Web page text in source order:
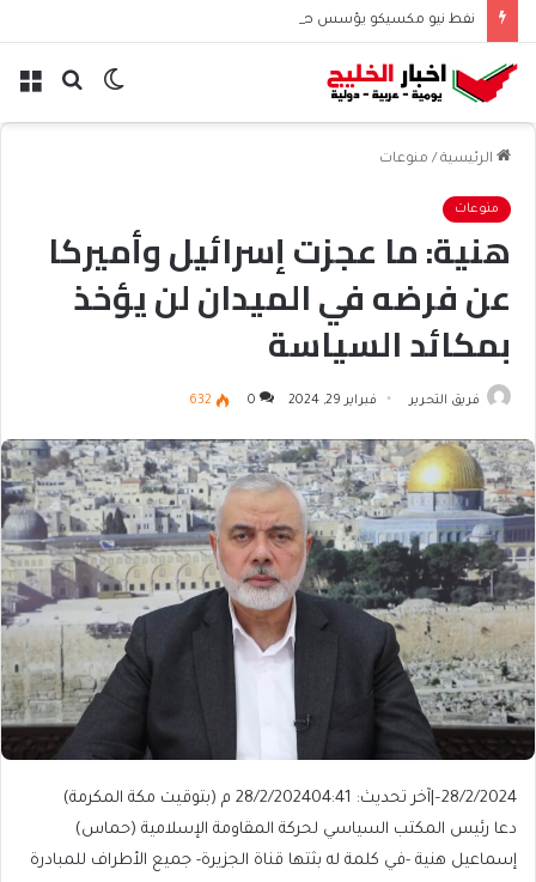
نفط نيو مكسيكو يؤسس صندوق 75 مليار دولار ويشعل جدل الإنفاق
بحث الوضع
الرئيسية / منوعات
منوعات
هنية: ما عجزت إسرائيل وأميركا
عن فرضه في الميدان لن يؤخذ
بمكائد السياسة
فريق التحرير فبراير 29, 2024 0
632
28/2/2024
– آخر تحديث: 28/2/2024 04:41 م (بتوقيت مكة المكرمة)
دعا رئيس المكتب السياسي لحركة المقاومة الإسلامية (حماس)
إسماعيل هنية -في كلمة له بثتها قناة الجزيرة- جميع الأطراف للمبادرة